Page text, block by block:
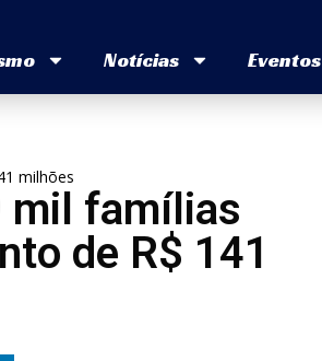
Notícias Eventos
milhões
mil famílias
de R$ 141